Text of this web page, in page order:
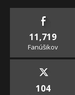
11,719
Fanúšikov
104